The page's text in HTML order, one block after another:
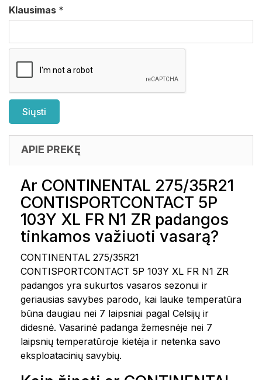
Klausimas *
APIE PREKĘ
Ar CONTINENTAL 275/35R21
CONTISPORTCONTACT 5P
103Y XL FR N1 ZR padangos
tinkamos važiuoti vasarą?
CONTINENTAL 275/35R21
CONTISPORTCONTACT 5P 103Y XL FR N1 ZR
padangos yra sukurtos vasaros sezonui ir
geriausias savybes parodo, kai lauke temperatūra
būna daugiau nei 7 laipsniai pagal Celsijų ir
didesnė. Vasarinė padanga žemesnėje nei 7
laipsnių temperatūroje kietėja ir netenka savo
eksploatacinių savybių.